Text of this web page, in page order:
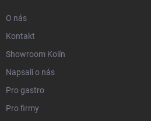
O nás
Kontakt
Showroom Kolín
Napsali o nás
Pro gastro
Pro firmy